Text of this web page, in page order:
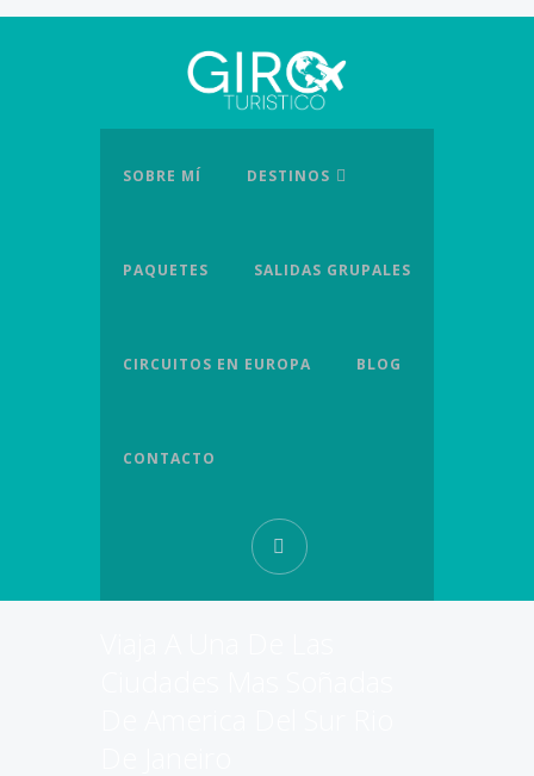
SOBRE MÍ DESTINOS
PAQUETES SALIDAS GRUPALES
CIRCUITOS EN EUROPA BLOG
CONTACTO